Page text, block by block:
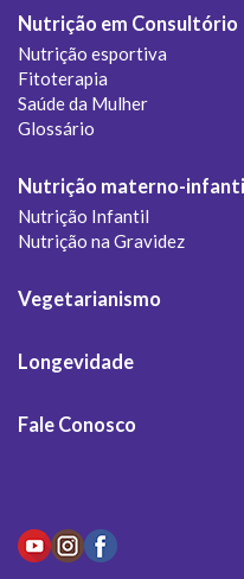
Nutrição em Consultório
Nutrição esportiva
Fitoterapia
Saúde da Mulher
Glossário
Nutrição materno-
Nutrição Infantil
Nutrição na Gravidez
Vegetarianismo
Longevidade
Fale Conosco